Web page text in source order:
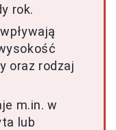
rok.
oraz rodzaj
m.in. w
lub